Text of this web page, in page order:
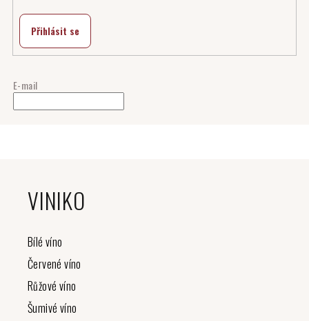
E-mail
Přihlásit se
VINIKO
Bílé víno
Červené víno
Růžové víno
Šumivé víno